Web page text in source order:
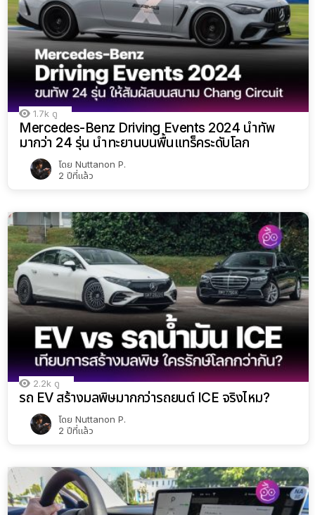
1.7k ดู
Mercedes-Benz Driving Events 2024 นำทัพ
มากว่า 24 รุ่น นำทะยานบนพื้นแทร็คระดับโลก
โดย Nuttanon P.
2 ปีที่แล้ว
2.2k ดู
รถ EV สร้างมลพิษมากกว่ารถยนต์ ICE จริงไหม?
โดย Nuttanon P.
2 ปีที่แล้ว